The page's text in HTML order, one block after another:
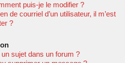
puis-je le modifier ?
de courriel d’un utilisateur, il m’est
?
sujet dans un forum ?